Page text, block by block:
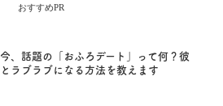
おすすめPR
今、話題の「おふろデート」って何？彼
とラブラブになる方法を教えます